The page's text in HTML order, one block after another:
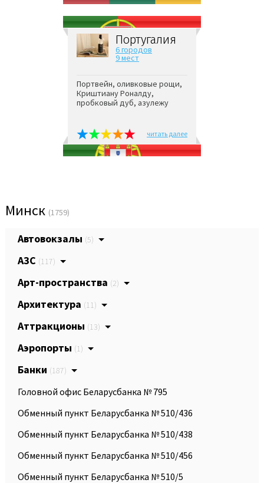
Португалия
6 городов
9 мест
Портвейн, оливковые рощи,
Криштиану Роналду,
пробковый дуб, азулежу
читать далее
Минск (1759)
Автовокзалы (5)
АЗС (117)
Арт-пространства (2)
Архитектура (11)
Аттракционы (13)
Аэропорты (1)
Банки (187)
Головной офис Беларусбанка № 795
Обменный пункт Беларусбанка № 510/436
Обменный пункт Беларусбанка № 510/438
Обменный пункт Беларусбанка № 510/456
Обменный пункт Беларусбанка № 510/5